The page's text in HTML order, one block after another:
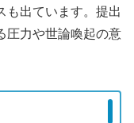
も出ています。提出
圧力や世論喚起の意